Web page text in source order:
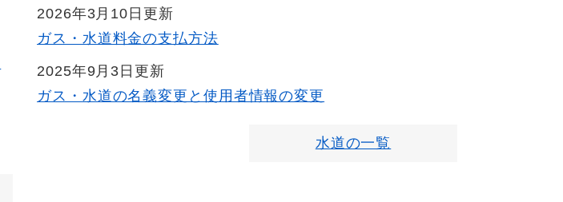
2026年3月10日更新
ガス・水道料金の支払方法
2025年9月3日更新
ガス・水道の名義変更と使用者情報の変更
水道の一覧